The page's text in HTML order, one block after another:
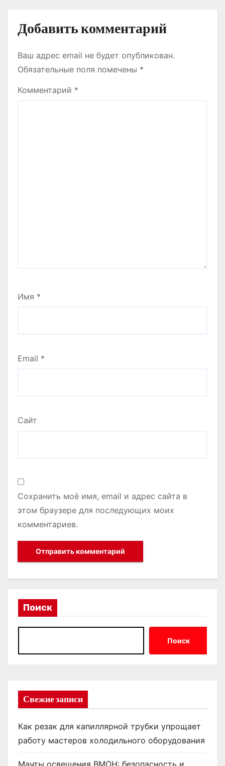
Добавить комментарий
Ваш адрес email не будет опубликован.
Обязательные поля помечены *
Комментарий *
Имя *
Email *
Сайт
Сохранить моё имя, email и адрес сайта в
этом браузере для последующих моих
комментариев.
Поиск
Поиск
Свежие записи
Как резак для капиллярной трубки упрощает
работу мастеров холодильного оборудования